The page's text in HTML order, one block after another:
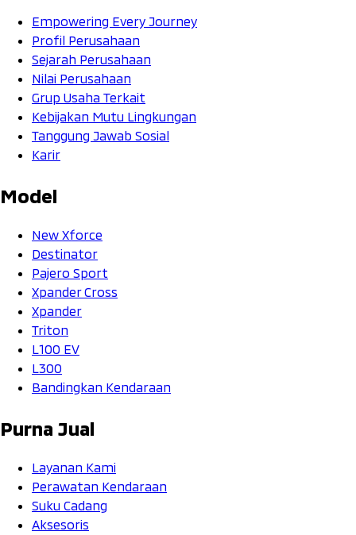
Empowering Every Journey
Profil Perusahaan
Sejarah Perusahaan
Nilai Perusahaan
Grup Usaha Terkait
Kebijakan Mutu Lingkungan
Tanggung Jawab Sosial
Karir
Model
New Xforce
Destinator
Pajero Sport
Xpander Cross
Xpander
Triton
L100 EV
L300
Bandingkan Kendaraan
Purna Jual
Layanan Kami
Perawatan Kendaraan
Suku Cadang
Aksesoris